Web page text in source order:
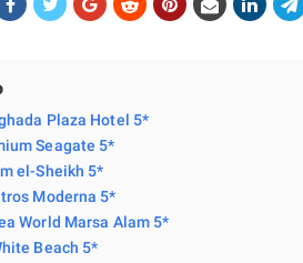
Plaza Hotel 5*
Seagate 5*
el-Sheikh 5*
Moderna 5*
World Marsa Alam 5*
Beach 5*